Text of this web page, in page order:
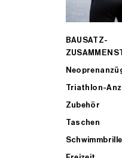
BAUSATZ-
Triathlon-
Zubehör
Taschen
Schwimmbrille